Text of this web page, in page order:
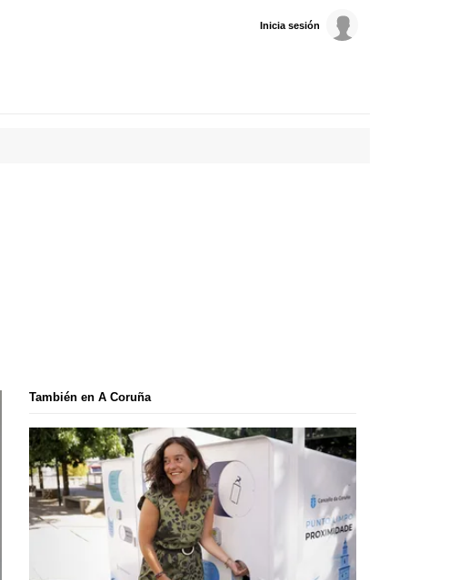
Inicia sesión
También en A Coruña